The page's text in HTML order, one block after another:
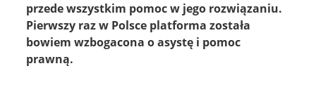
przede wszystkim pomoc w jego rozwiązaniu.
Pierwszy raz w Polsce platforma została
bowiem wzbogacona o asystę i pomoc
prawną.